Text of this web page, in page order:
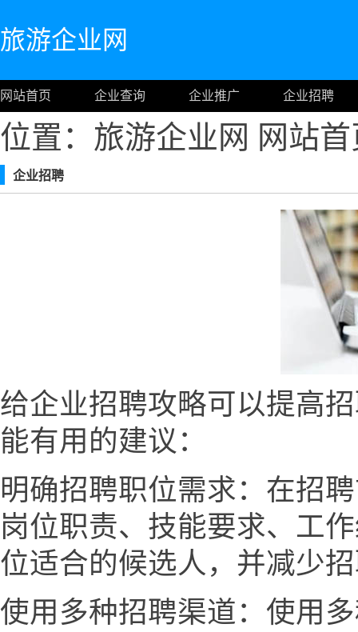
旅游企业网
网站首页 企业查询 企业推广 企业招聘
位置：旅游企业网 网站
企业招聘
给企业招聘攻略可以提高
能有用的建议：
明确招聘职位需求：在招
岗位职责、技能要求、工
位适合的候选人，并减少
使用多种招聘渠道：使用